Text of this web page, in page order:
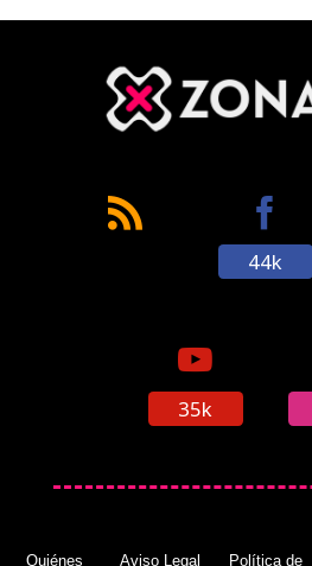
44k
35k
Quiénes
Aviso Legal
Política de